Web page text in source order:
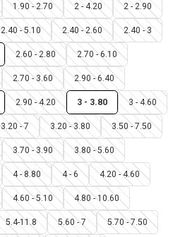
1.90 - 2.70 2 - 4.20 2 - 2.90
2.40 - 5.10 2.40 - 2.60 2.40 - 3
2.60 - 2.80 2.70 - 6.10
2.70 - 3.60 2.90 - 6.40
2.90 - 4.20 3 - 3.80 3 - 4.60
3.20 - 7 3.20 - 3.80 3.50 - 7.50
3.70 - 3.90 3.80 - 5.60
4 - 8.80 4 - 6 4.20 - 4.60
4.60 - 5.10 4.80 - 10.60
5.4-11.8 5.60 - 7 5.70 - 7.50